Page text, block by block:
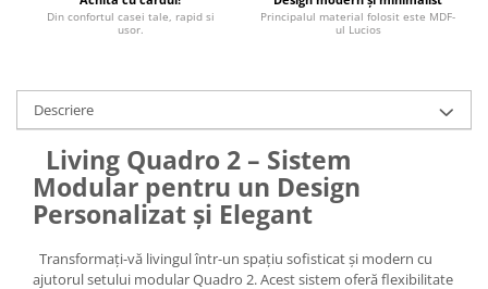
Din confortul casei tale, rapid si
usor.
Principalul material folosit este MDF-
ul Lucios
Descriere
Living Quadro 2 – Sistem
Modular pentru un Design
Personalizat și Elegant
Transformați-vă livingul într-un spațiu sofisticat și modern cu
ajutorul setului modular Quadro 2. Acest sistem oferă flexibilitate